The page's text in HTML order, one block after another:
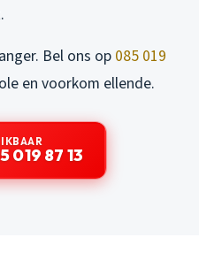
Bel ons op 085 019
en voorkom ellende.
019 87 13